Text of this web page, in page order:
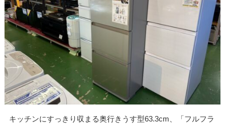
キッチンにすっきり収まる奥行きうす型63.3cm、「フルフラ